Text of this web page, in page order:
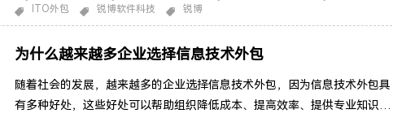
引进和维护通信网络的管理数据中心的运作信息系统的开发和维护备份和灾
ITO外包
锐博软件科技 锐博
为什么越来越多企业选择信息技术外包
随着社会的发展，越来越多的企业选择信息技术外包，因为信息技术外包具
有多种好处，这些好处可以帮助组织降低成本、提高效率、提供专业知识和